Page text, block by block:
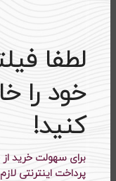
لطفا
خود را
کنید!
برای سهولت خرید از
پرداخت اینترنتی
کراپ طرح Balenciaga کد KBC
۵۲۰،۰۰۰ تومان ۳۸۸،۰۰۰